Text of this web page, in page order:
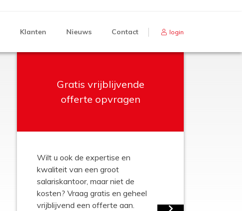
login
Klanten Nieuws Contact
Gratis vrijblijvende
offerte opvragen
Wilt u ook de expertise en
kwaliteit van een groot
salariskantoor, maar niet de
kosten? Vraag gratis en geheel
vrijblijvend een offerte aan.